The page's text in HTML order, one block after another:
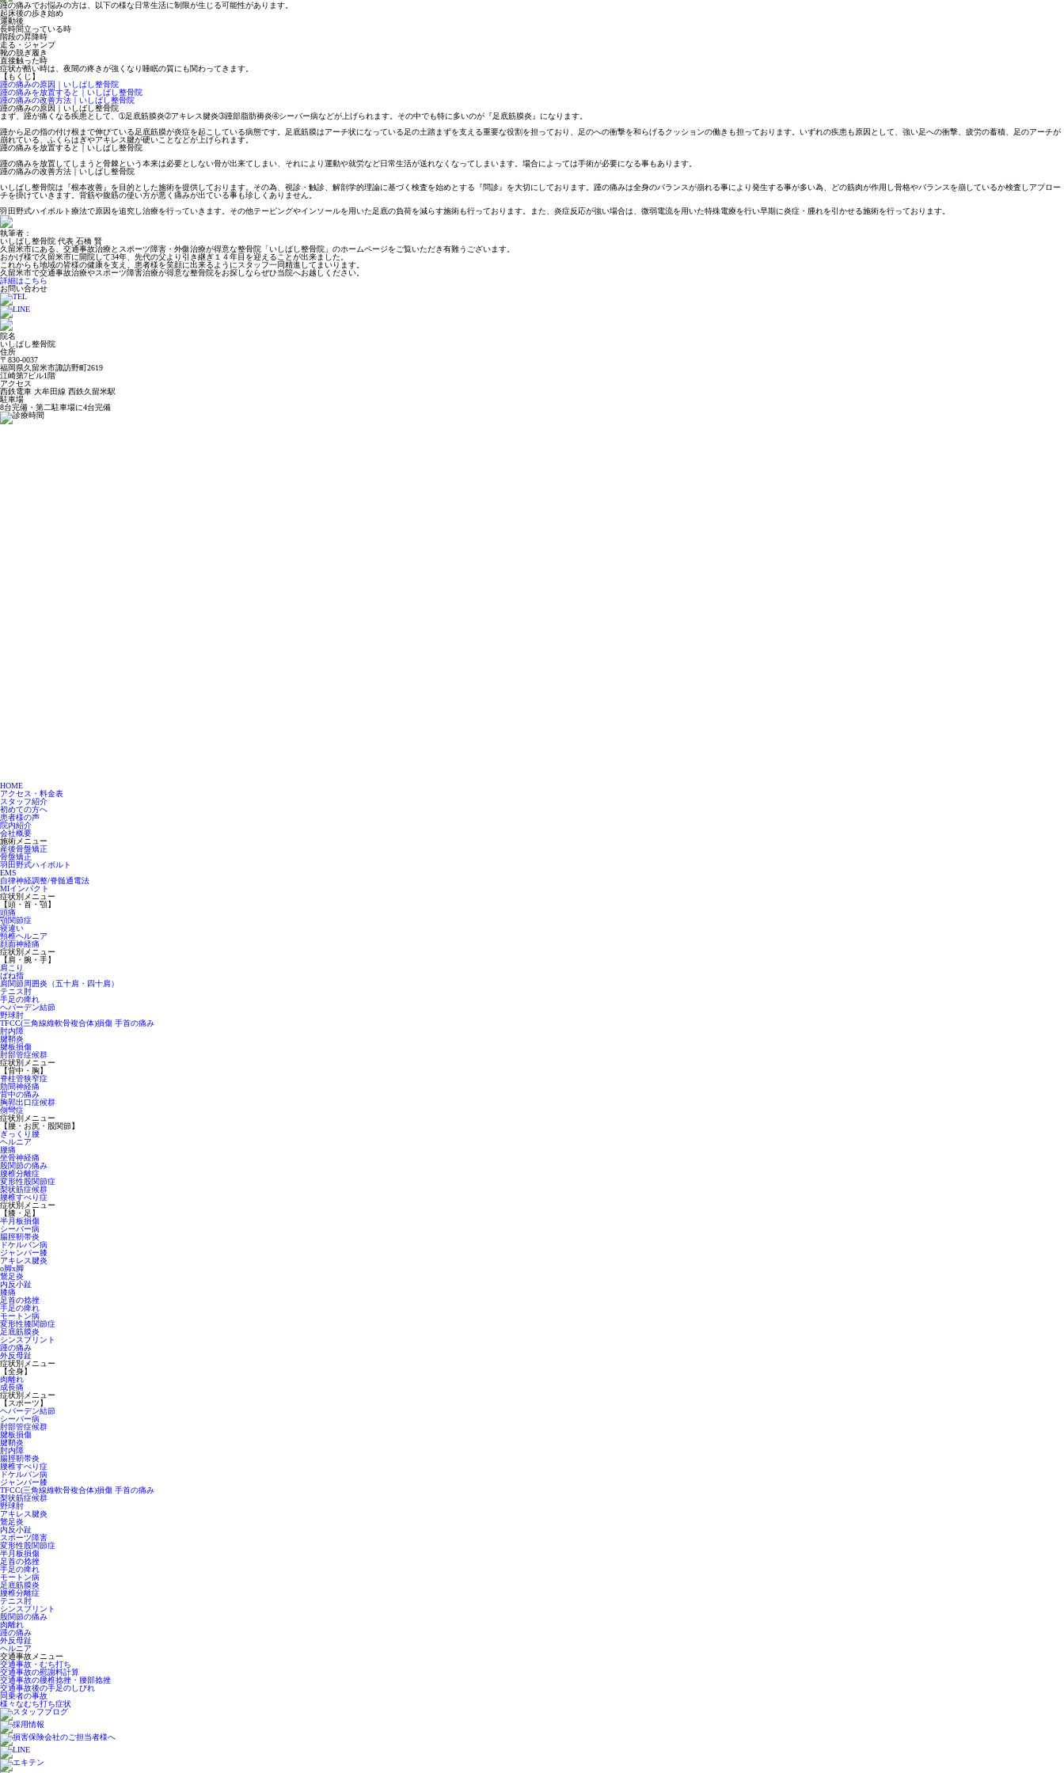
踵の痛みでお悩みの方は、以下の様な日常生活に制限が生じる可能性があります。
起床後の歩き始め
運動後
長時間立っている時
階段の昇降時
走る・ジャンプ
靴の脱ぎ履き
直接触った時
症状が酷い時は、夜間の疼きが強くなり睡眠の質にも関わってきます。
【もくじ】
踵の痛みの原因｜いしばし整骨院
踵の痛みを放置すると｜いしばし整骨院
踵の痛みの改善方法｜いしばし整骨院
踵の痛みの原因｜いしばし整骨院
まず、踵が痛くなる疾患として、➀足底筋膜炎➁アキレス腱炎➂踵部脂肪褥炎➃シーバー病などが上げられます。その中でも特に多いのが『足底筋膜炎』になります。
踵から足の指の付け根まで伸びている足底筋膜が炎症を起こしている病態です。足底筋膜はアーチ状になっている足の土踏まずを支える重要な役割を担っており、足のへの衝撃を和らげるクッションの働きも担っております。いずれの疾患も原因として、強い足への衝撃、疲労の蓄積、足のアーチが
崩れている、ふくらはぎやアキレス腱が硬いことなどが上げられます。
踵の痛みを放置すると｜いしばし整骨院
踵の痛みを放置してしまうと骨棘という本来は必要としない骨が出来てしまい、それにより運動や就労など日常生活が送れなくなってしまいます。場合によっては手術が必要になる事もあります。
踵の痛みの改善方法｜いしばし整骨院
いしばし整骨院は『根本改善』を目的とした施術を提供しております。その為、視診・触診、解剖学的理論に基づく検査を始めとする『問診』を大切にしております。踵の痛みは全身のバランスが崩れる事により発生する事が多い為、どの筋肉が作用し骨格やバランスを崩しているか検査しアプロー
チを掛けていきます。背筋や腹筋の使い方が悪く痛みが出ている事も珍しくありません。
羽田野式ハイボルト療法で原因を追究し治療を行っていきます。その他テーピングやインソールを用いた足底の負荷を減らす施術も行っております。また、炎症反応が強い場合は、微弱電流を用いた特殊電療を行い早期に炎症・腫れを引かせる施術を行っております。
執筆者：
いしばし整骨院 代表 石橋 賢
久留米市にある、交通事故治療とスポーツ障害・外傷治療が得意な整骨院「いしばし整骨院」のホームページをご覧いただき有難うございます。
おかげ様で久留米市に開院して34年、先代の父より引き継ぎ１４年目を迎えることが出来ました。
これからも地域の皆様の健康を支え、患者様を笑顔に出来るようにスタッフ一同精進してまいります。
久留米市で交通事故治療やスポーツ障害治療が得意な整骨院をお探しならぜひ当院へお越しください。
詳細はこちら
お問い合わせ
院名
いしばし整骨院
住所
〒830-0037
福岡県久留米市諏訪野町2619
江崎第7ビル1階
アクセス
西鉄電車 大牟田線 西鉄久留米駅
駐車場
8台完備・第二駐車場に4台完備
HOME
アクセス・料金表
スタッフ紹介
初めての方へ
患者様の声
院内紹介
会社概要
施術メニュー
産後骨盤矯正
骨盤矯正
羽田野式ハイボルト
EMS
自律神経調整/脊髄通電法
MIインパクト
症状別メニュー
【頭・首・顎】
頭痛
顎関節症
寝違い
頸椎ヘルニア
顔面神経痛
症状別メニュー
【肩・腕・手】
肩こり
ばね指
肩関節周囲炎（五十肩・四十肩）
テニス肘
手足の痺れ
ヘバーデン結節
野球肘
TFCC(三角線維軟骨複合体)損傷 手首の痛み
肘内障
腱鞘炎
腱板損傷
肘部管症候群
症状別メニュー
【背中・胸】
脊柱管狭窄症
肋間神経痛
背中の痛み
胸郭出口症候群
側彎症
症状別メニュー
【腰・お尻・股関節】
ぎっくり腰
ヘルニア
腰痛
坐骨神経痛
股関節の痛み
腰椎分離症
変形性股関節症
梨状筋症候群
腰椎すべり症
症状別メニュー
【膝・足】
半月板損傷
シーバー病
腸脛靭帯炎
ドケルバン病
ジャンパー膝
アキレス腱炎
o脚x脚
鵞足炎
内反小趾
膝痛
足首の捻挫
手足の痺れ
モートン病
変形性膝関節症
足底筋膜炎
シンスプリント
踵の痛み
外反母趾
症状別メニュー
【全身】
肉離れ
成長痛
症状別メニュー
【スポーツ】
ヘバーデン結節
シーバー病
肘部管症候群
腱板損傷
腱鞘炎
肘内障
腸脛靭帯炎
腰椎すべり症
ドケルバン病
ジャンパー膝
TFCC(三角線維軟骨複合体)損傷 手首の痛み
梨状筋症候群
野球肘
アキレス腱炎
鵞足炎
内反小趾
スポーツ障害
変形性股関節症
半月板損傷
足首の捻挫
手足の痺れ
モートン病
足底筋膜炎
腰椎分離症
テニス肘
シンスプリント
股関節の痛み
肉離れ
踵の痛み
外反母趾
ヘルニア
交通事故メニュー
交通事故・むち打ち
交通事故の慰謝料計算
交通事故の腰椎捻挫・腰部捻挫
交通事故後の手足のしびれ
同乗者の事故
様々なむち打ち症状